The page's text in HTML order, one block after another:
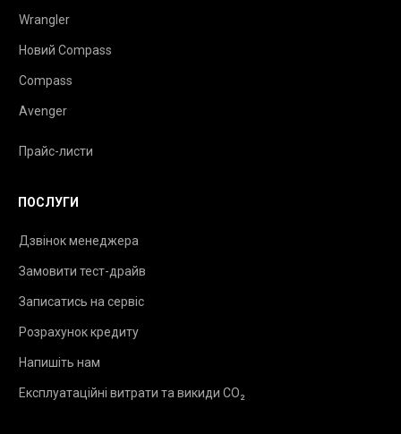
Wrangler
Новий Compass
Compass
Avenger
Прайс-листи
ПОСЛУГИ
Дзвінок менеджера
Замовити тест-драйв
Записатись на сервіс
Розрахунок кредиту
Напишіть нам
Експлуатаційні витрати та викиди CO₂